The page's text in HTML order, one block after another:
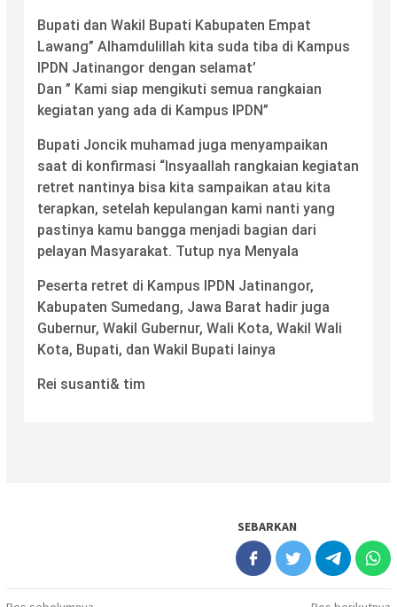
Bupati dan Wakil Bupati Kabupaten Empat
Lawang” Alhamdulillah kita suda tiba di Kampus
IPDN Jatinangor dengan selamat’
Dan ” Kami siap mengikuti semua rangkaian
kegiatan yang ada di Kampus IPDN”
Bupati Joncik muhamad juga menyampaikan
saat di konfirmasi “Insyaallah rangkaian kegiatan
retret nantinya bisa kita sampaikan atau kita
terapkan, setelah kepulangan kami nanti yang
pastinya kamu bangga menjadi bagian dari
pelayan Masyarakat. Tutup nya Menyala
Peserta retret di Kampus IPDN Jatinangor,
Kabupaten Sumedang, Jawa Barat hadir juga
Gubernur, Wakil Gubernur, Wali Kota, Wakil Wali
Kota, Bupati, dan Wakil Bupati lainya
Rei susanti& tim
SEBARKAN